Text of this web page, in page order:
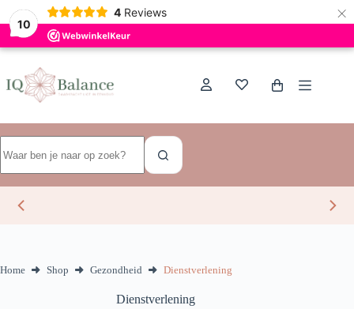
10
4 Reviews ×
Ga
de
inhoud
Winkelwagen
resultaten
Home Shop Gezondheid Dienstverlening
Dienstverlening